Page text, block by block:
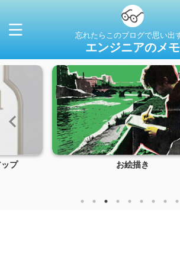
忘れたらこのブログで思い出す
エンジニアのメモ
プ お絵描き